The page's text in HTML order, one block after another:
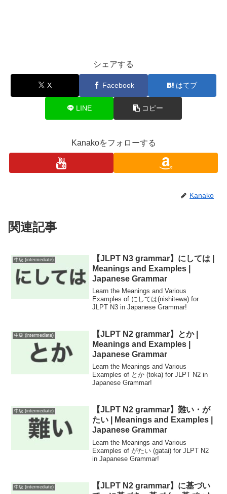
シェアする
X Facebook はてブ
LINE コピー
Kanakoをフォローする
Kanako
関連記事
中級 (intermediate)
【JLPT N3 grammar】にしては |
Meanings and Examples |
Japanese Grammar
Learn the Meanings and Various
Examples of にしては(nishitewa) for
JLPT N3 in Japanese Grammar!
中級 (intermediate)
【JLPT N2 grammar】とか |
Meanings and Examples |
Japanese Grammar
Learn the Meanings and Various
Examples of とか (toka) for JLPT N2 in
Japanese Grammar!
中級 (intermediate)
【JLPT N2 grammar】難い・が
たい | Meanings and Examples |
Japanese Grammar
Learn the Meanings and Various
Examples of がたい (gatai) for JLPT N2
in Japanese Grammar!
中級 (intermediate)
【JLPT N2 grammar】に基づい